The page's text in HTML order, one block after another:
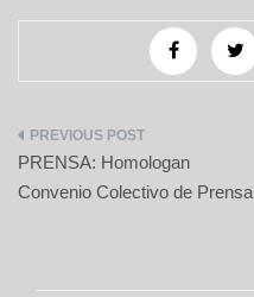
Navegación
de
PRENSA: Homologan
Convenio Colectivo de Prensa